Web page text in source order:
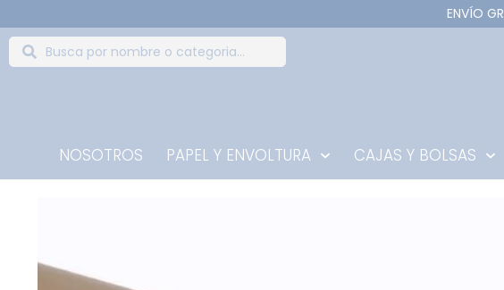
ENVÍO
NOSOTROS PAPEL Y ENVOLTURA CAJAS Y BOLSAS